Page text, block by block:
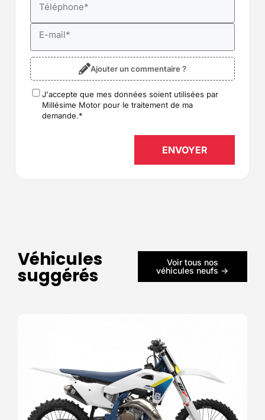
Téléphone*
E-mail*
Ajouter un commentaire ?
RGPD*
J'accepte que mes données soient utilisées par
Millésime Motor pour le traitement de ma
demande.*
Véhicules
suggérés
Voir tous nos
véhicules neufs ->